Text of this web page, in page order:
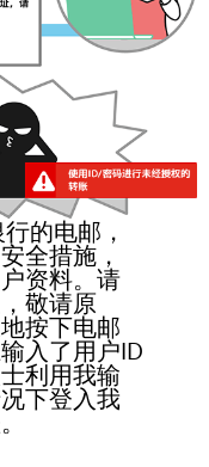
的电邮，
全措施，
资料。请
敬请原
按下电邮
入了用户ID
利用我输
下登入我